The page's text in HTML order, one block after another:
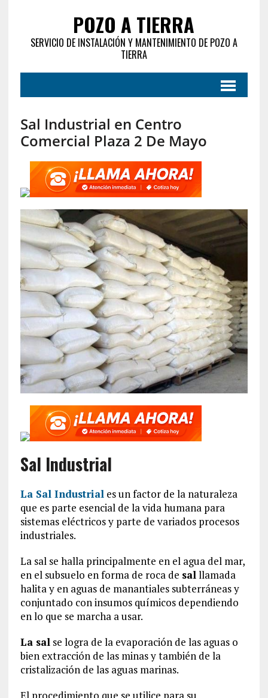
POZO A TIERRA
SERVICIO DE INSTALACIÓN Y MANTENIMIENTO DE POZO A
TIERRA
Sal Industrial en Centro
Comercial Plaza 2 De Mayo
Sal Industrial
La Sal Industriales un factor de la naturaleza
que es parte esencial de la vida humana para
sistemas eléctricos y parte de variados procesos
industriales.
La sal se halla principalmente en el agua del mar,
en el subsuelo en forma de roca de salllamada
halita y en aguas de manantiales subterráneas y
conjuntado con insumos químicos dependiendo
en lo que se marcha a usar.
La salse logra de la evaporación de las aguas o
bien extracción de las minas y también de la
cristalización de las aguas marinas.
El procedimiento que se utilice para su